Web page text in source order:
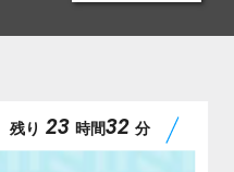
残り 23 時間31 分